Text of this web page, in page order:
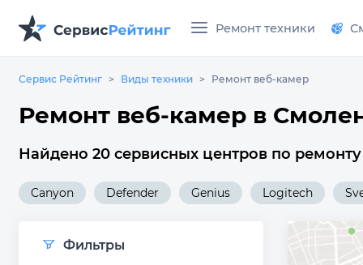
Ремонт техники
Сервис Рейтинг Виды техники Ремонт веб-камер
Ремонт веб-камер в
Найдено 20 сервисных центров по
Canyon Defender Genius Logitech
Фильтры